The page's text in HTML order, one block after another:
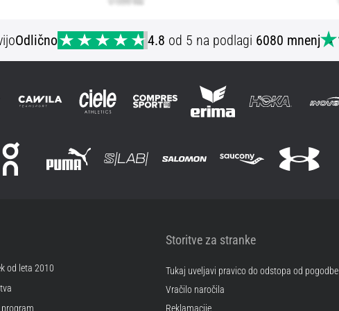
Odlično 4.8 od 5 na podlagi 6080 mnenj
od leta 2010
Storitve za stranke
Tukaj uveljavi pravico do odstopa od pogodbe
Vračilo naročila
Reklamacije